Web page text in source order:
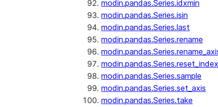
modin.pandas.Series.idxmin
modin.pandas.Series.isin
modin.pandas.Series.last
modin.pandas.Series.rename
modin.pandas.Series.reset_index
modin.pandas.Series.sample
modin.pandas.Series.set_axis
modin.pandas.Series.take